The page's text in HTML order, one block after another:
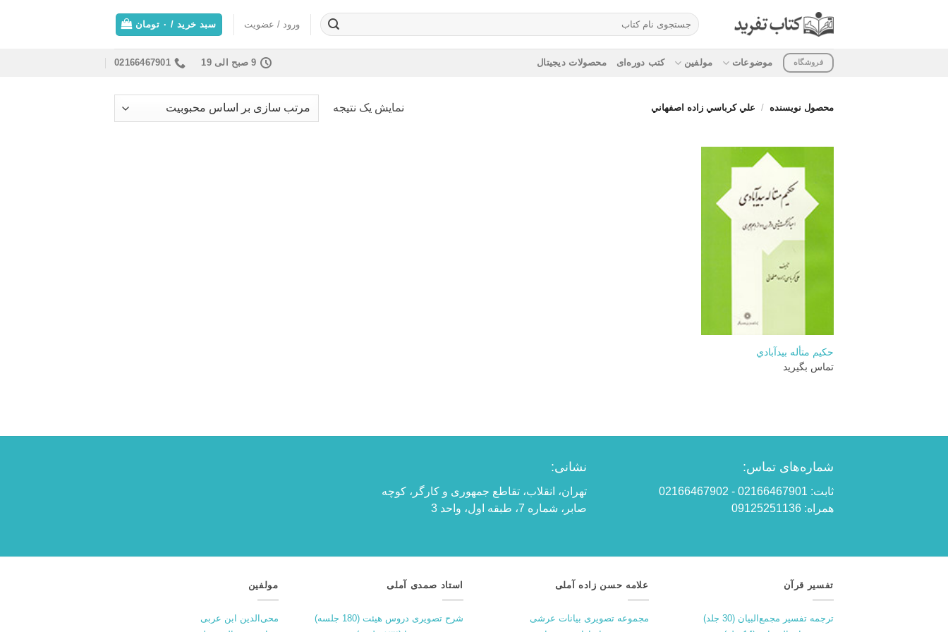
جستجو
برای:
ورود / عضویت سبد خرید / ۰ تومان
فروشگاه موضوعات مولفین کتب دوره‌ای محصولات دیجیتال 9 صبح الی 19 02166467901
محصول نویسنده / علي كرباسي زاده اصفهاني نمایش یک نتیجه
حكيم متأله بيدآبادي
تماس بگیرید
شماره‌های تماس:
ثابت: 02166467901 - 02166467902
همراه: 09125251136
نشانی:
تهران، انقلاب، تقاطع جمهوری و کارگر، کوچه
صابر، شماره 7، طبقه اول، واحد 3
تفسیر قرآن
ترجمه تفسیر مجمع‌البیان (30 جلد)
علامه حسن زاده آملی
مجموعه تصویری بیانات عرشی
استاد صمدی آملی
شرح تصویری دروس هیئت (180 جلسه)
مولفین
محی‌الدین ابن عربی